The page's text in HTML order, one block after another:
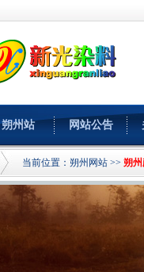
朔州站 网站公告
当前位置： 朔州网站 >> 朔州